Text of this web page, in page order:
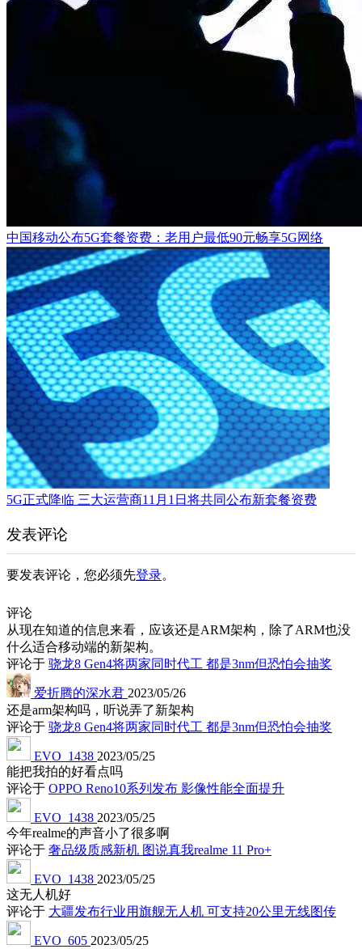
中国移动公布5G套餐资费：老用户最低90元畅享5G网络
5G正式降临 三大运营商11月1日将共同公布新套餐资费
发表评论
要发表评论，您必须先登录。
评论
从现在知道的信息来看，应该还是ARM架构，除了ARM也没
什么适合移动端的新架构。
评论于 骁龙8 Gen4将两家同时代工 都是3nm但恐怕会抽奖
爱折腾的深水君 2023/05/26
还是arm架构吗，听说弄了新架构
评论于 骁龙8 Gen4将两家同时代工 都是3nm但恐怕会抽奖
EVO_1438 2023/05/25
能把我拍的好看点吗
评论于 OPPO Reno10系列发布 影像性能全面提升
EVO_1438 2023/05/25
今年realme的声音小了很多啊
评论于 奢品级质感新机 图说真我realme 11 Pro+
EVO_1438 2023/05/25
这无人机好
评论于 大疆发布行业用旗舰无人机 可支持20公里无线图传
EVO_605 2023/05/25